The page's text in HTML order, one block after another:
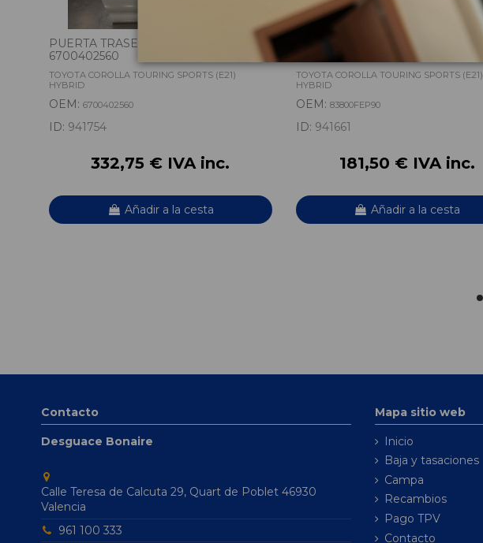
PUERTA TRASERA IZQUIERDA
6700402560
TOYOTA COROLLA TOURING SPORTS (E21)
HYBRID
OEM: 6700402560
ID: 941754
332,75 € IVA inc.
Añadir a la cesta
CUADRO INSTRUMENTOS
83800FEP90 MB2575808751
TOYOTA COROLLA TOURING SPORTS (E21)
HYBRID
OEM: 83800FEP90
ID: 941661
181,50 € IVA inc.
Añadir a la cesta
Contacto
Desguace Bonaire
Calle Teresa de Calcuta 29, Quart de Poblet 46930
Valencia
961 100 333
Mapa sitio web
Inicio
Baja y tasaciones
Campa
Recambios
Pago TPV
Contacto